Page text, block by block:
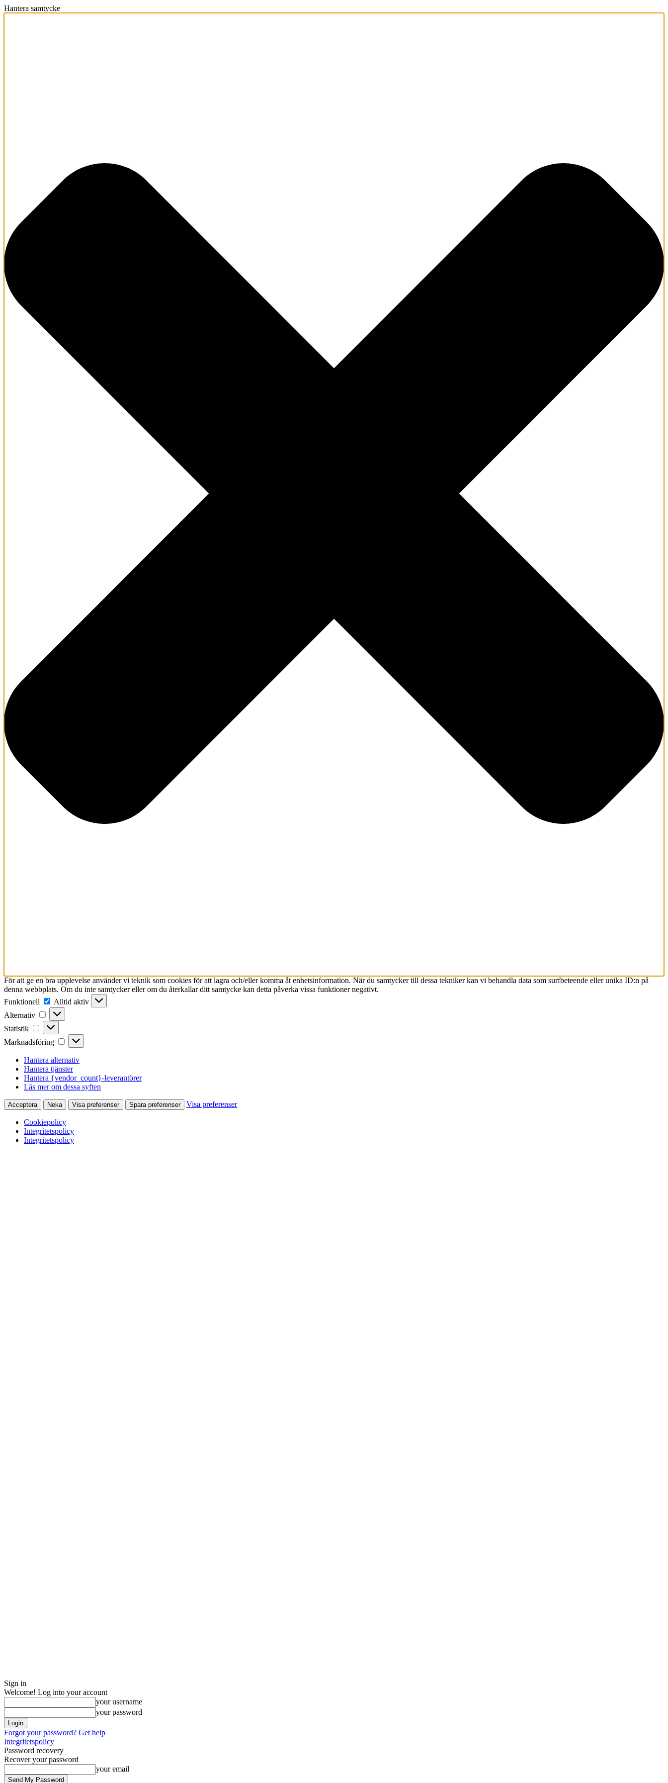
Hantera samtycke
För att ge en bra upplevelse använder vi teknik som cookies för att lagra och/eller komma åt enhetsinformation. När du samtycker till dessa tekniker kan vi behandla data som surfbeteende eller unika ID:n på
denna webbplats. Om du inte samtycker eller om du återkallar ditt samtycke kan detta påverka vissa funktioner negativt.
Funktionell
Funktionell
Alltid aktiv
Alternativ
Alternativ
Statistik Statistik
Marknadsföring Marknadsföring
Hantera alternativ
Hantera tjänster
Hantera {vendor_count}-leverantörer
Läs mer om dessa syften
Acceptera Neka Visa preferenser Spara preferenser Visa preferenser
Cookiepolicy
Integritetspolicy
Integritetspolicy
Sign in
Welcome! Log into your account
your username
your password
Forgot your password? Get help
Integritetspolicy
Password recovery
Recover your password
your email